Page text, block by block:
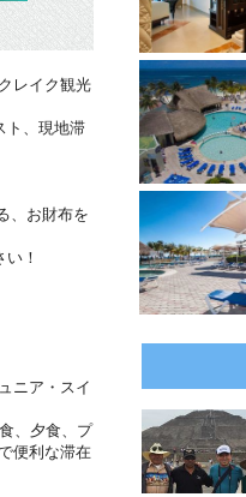
レイク観光
ト、現地滞
、お財布を
！
ニア・スイ
、夕食、プ
便利な滞在